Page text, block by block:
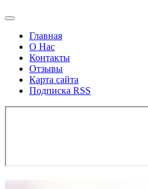
Главная
О Нас
Контакты
Отзывы
Карта сайта
Подписка RSS